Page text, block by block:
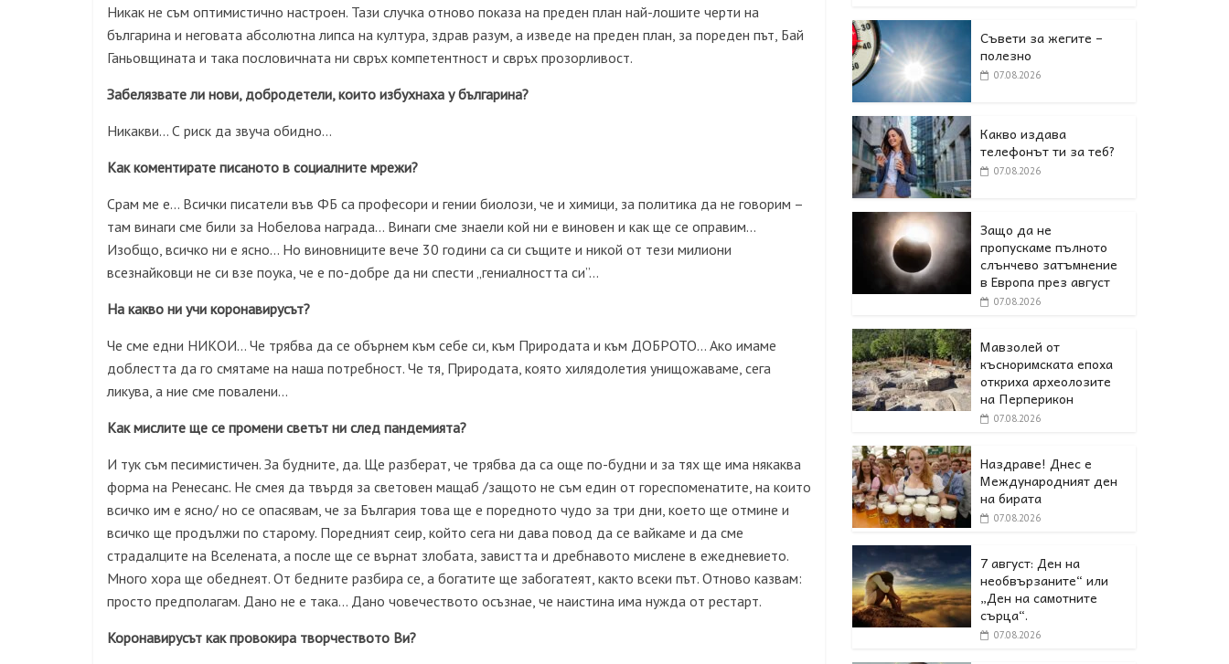
Никак не съм оптимистично настроен. Тази случка отново показа на преден план най-лошите черти на
българина и неговата абсолютна липса на култура, здрав разум, а изведе на преден план, за пореден път, Бай
Ганьовщината и така пословичната ни свръх компетентност и свръх прозорливост.
Забелязвате ли нови, добродетели, които избухнаха у българина?
Никакви… С риск да звуча обидно…
Как коментирате писаното в социалните мрежи?
Срам ме е… Всички писатели във ФБ са професори и гении биолози, че и химици, за политика да не говорим –
там винаги сме били за Нобелова награда… Винаги сме знаели кой ни е виновен и как ще се оправим…
Изобщо, всичко ни е ясно… Но виновниците вече 30 години са си същите и никой от тези милиони
всезнайковци не си взе поука, че е по-добре да ни спести „гениалността си”…
На какво ни учи коронавирусът?
Че сме едни НИКОИ… Че трябва да се обърнем към себе си, към Природата и към ДОБРОТО… Ако имаме
доблестта да го смятаме на наша потребност. Че тя, Природата, която хилядолетия унищожаваме, сега
ликува, а ние сме повалени…
Как мислите ще се промени светът ни след пандемията?
И тук съм песимистичен. За будните, да. Ще разберат, че трябва да са още по-будни и за тях ще има някаква
форма на Ренесанс. Не смея да твърдя за световен мащаб /защото не съм един от гореспоменатите, на които
всичко им е ясно/ но се опасявам, че за България това ще е поредното чудо за три дни, което ще отмине и
всичко ще продължи по старому. Поредният сеир, който сега ни дава повод да се вайкаме и да сме
страдалците на Вселената, а после ще се върнат злобата, завистта и дребнавото мислене в ежедневието.
Много хора ще обеднеят. От бедните разбира се, а богатите ще забогатеят, както всеки път. Отново казвам:
просто предполагам. Дано не е така… Дано човечеството осъзнае, че наистина има нужда от рестарт.
Коронавирусът как провокира творчеството Ви?
Съвети за жегите –
полезно
07.08.2026
Какво издава
телефонът ти за теб?
07.08.2026
Защо да не
пропускаме пълното
слънчево затъмнение
в Европа през август
07.08.2026
Мавзолей от
късноримската епоха
откриха археолозите
на Перперикон
07.08.2026
Наздраве! Днес е
Международният ден
на бирата
07.08.2026
7 август: Ден на
необвързаните“ или
„Ден на самотните
сърца“.
07.08.2026